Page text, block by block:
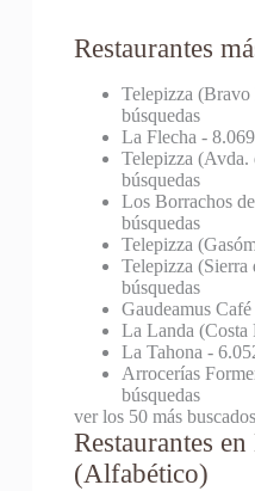
Restaurantes
Telepizza
búsquedas
La Flecha -
Telepizza (Avda.
búsquedas
Los Borrachos
búsquedas
Telepizza
Telepizza
búsquedas
Gaudeamus Café
La Landa (Costa
La Tahona -
Arrocerías
búsquedas
ver los 50 más buscados
Restaurantes
(Alfabético)